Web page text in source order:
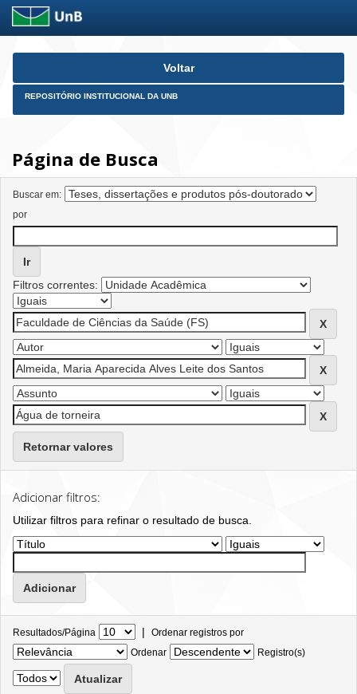
Skip
Voltar
REPOSITÓRIO INSTITUCIONAL DA UNB
Página de Busca
Buscar em:
por
Filtros correntes:
Retornar valores
Adicionar filtros:
Utilizar filtros para refinar o resultado de busca.
Resultados/Página | Ordenar registros por
Ordenar
Registro(s)